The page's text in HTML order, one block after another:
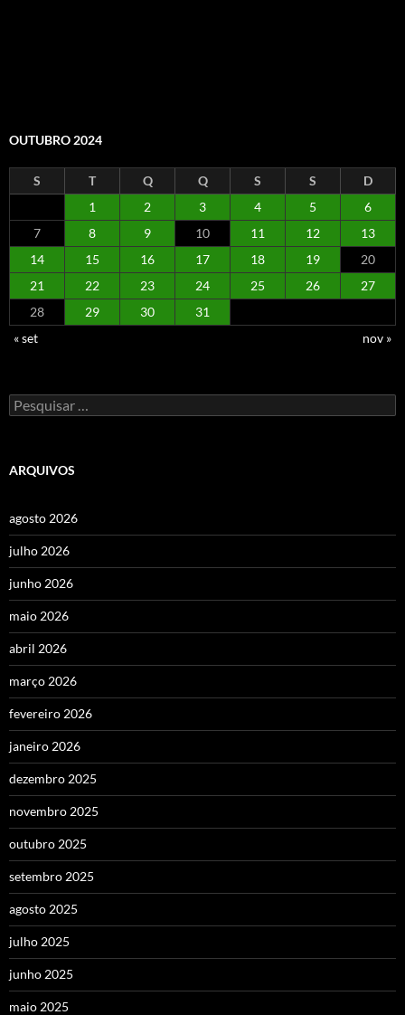
OUTUBRO 2024
S T Q Q S S
D
1
2 3 4 5
6
7
8 9 10 11 12
13
14
15 16 17 18 19
20
21
22 23 24 25 26
27
28
29 30
31
« set
nov »
Pesquisar
por:
ARQUIVOS
agosto 2026
julho 2026
junho 2026
maio 2026
abril 2026
março 2026
fevereiro 2026
janeiro 2026
dezembro 2025
novembro 2025
outubro 2025
setembro 2025
agosto 2025
julho 2025
junho 2025
maio 2025